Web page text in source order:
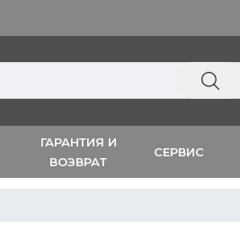
ГАРАНТИЯ И
ВОЗВРАТ
СЕРВИС